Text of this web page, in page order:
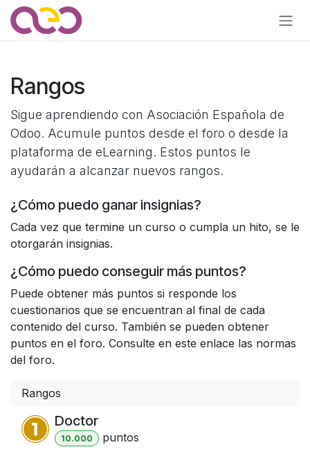
Ir al contenido
Rangos
Sigue aprendiendo con Asociación Española de
Odoo. Acumule puntos desde el foro o desde la
plataforma de eLearning. Estos puntos le
ayudarán a alcanzar nuevos rangos.
¿Cómo puedo ganar insignias?
Cada vez que termine un curso o cumpla un hito, se le
otorgarán insignias.
¿Cómo puedo conseguir más puntos?
Puede obtener más puntos si responde los
cuestionarios que se encuentran al final de cada
contenido del curso. También se pueden obtener
puntos en el foro. Consulte en este enlace las normas
del foro.
Rangos
Doctor
10.000 puntos